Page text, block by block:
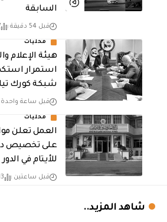
السابقة
قبل 54 دقيقة 7
محليات
هيئة الإعلام
استمرار
شبكة كورك
قبل ساعة واحدة
محليات
العمل تعلن
على تخصيص
للأيتام في الدور
قبل ساعتين 13
شاهد المزيد..